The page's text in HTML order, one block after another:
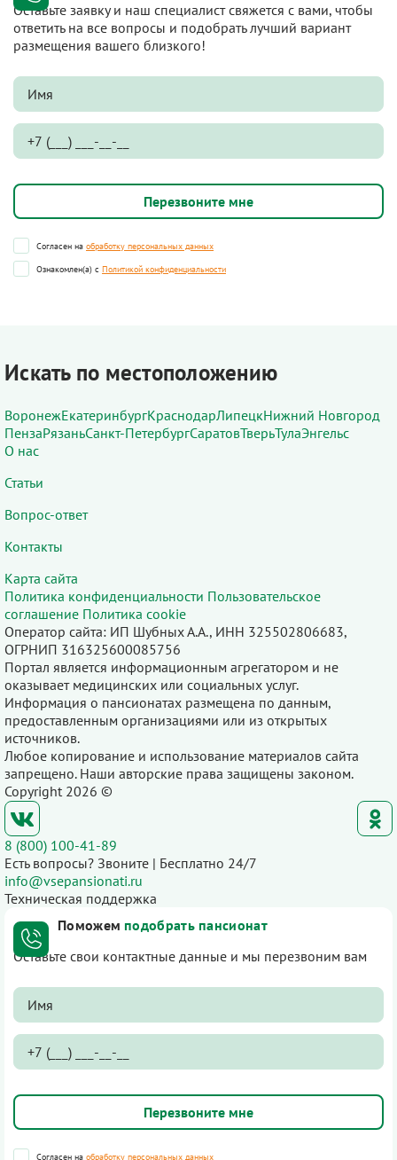
Оставьте заявку и наш специалист свяжется с вами, чтобы
ответить на все вопросы и подобрать лучший вариант
размещения вашего близкого!
Согласен на обработку персональных данных
Ознакомлен(а) с Политикой конфиденциальности
Искать по местоположению
ВоронежЕкатеринбургКраснодарЛипецкНижний Новгород
ПензаРязаньСанкт-ПетербургСаратовТверьТулаЭнгельс
О нас
Статьи
Вопрос-ответ
Контакты
Карта сайта
Политика конфиденциальности Пользовательское
соглашение Политика cookie
Оператор сайта: ИП Шубных А.А., ИНН 325502806683,
ОГРНИП 316325600085756
Портал является информационным агрегатором и не
оказывает медицинских или социальных услуг.
Информация о пансионатах размещена по данным,
предоставленным организациями или из открытых
источников.
Любое копирование и использование материалов сайта
запрещено. Наши авторские права защищены законом.
Copyright 2026 ©
8 (800) 100-41-89
Есть вопросы? Звоните | Бесплатно 24/7
info@vsepansionati.ru
Техническая поддержка
Поможем подобрать пансионат
Оставьте свои контактные данные и мы перезвоним вам
Согласен на обработку персональных данных